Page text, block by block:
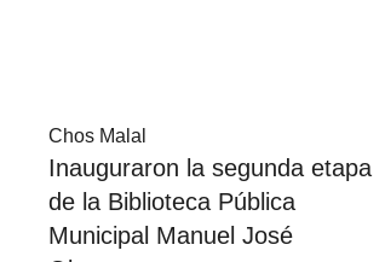
Chos Malal
Inauguraron la segunda etapa
de la Biblioteca Pública
Municipal Manuel José